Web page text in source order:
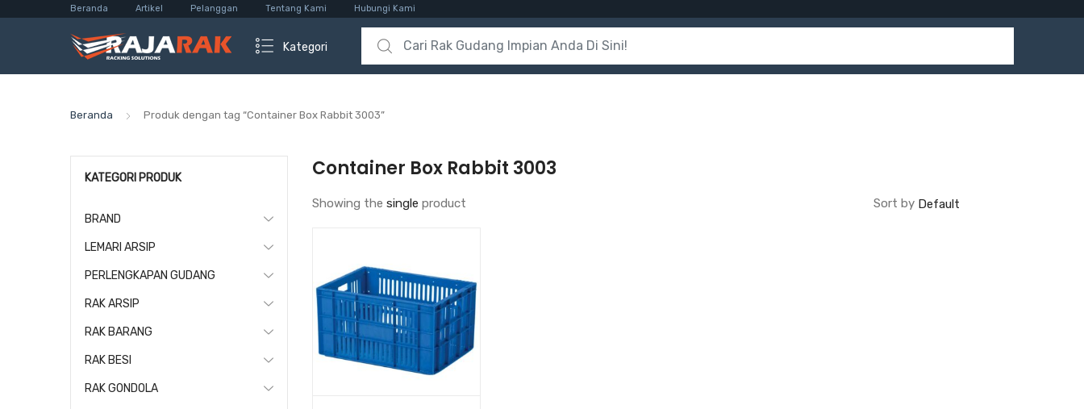
Beranda Artikel Pelanggan Tentang Kami Hubungi Kami
Kategori
Search for:
Beranda Produk dengan tag “Container Box Rabbit 3003”
Container Box Rabbit 3003
Showing the single product Sort by
KATEGORI PRODUK
BRAND
LEMARI ARSIP
PERLENGKAPAN GUDANG
RAK ARSIP
RAK BARANG
RAK BESI
RAK GONDOLA